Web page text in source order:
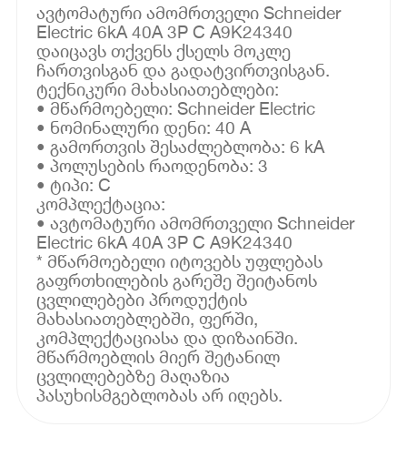
ავტომატური ამომრთველი Schneider
Electric 6kA 40A 3P C A9K24340
დაიცავს თქვენს ქსელს მოკლე
ჩართვისგან და გადატვირთვისგან.
ტექნიკური მახასიათებლები:
• მწარმოებელი: Schneider Electric
• ნომინალური დენი: 40 A
• გამორთვის შესაძლებლობა: 6 kA
• პოლუსების რაოდენობა: 3
• ტიპი: C
კომპლექტაცია:
• ავტომატური ამომრთველი Schneider
Electric 6kA 40A 3P C A9K24340
* მწარმოებელი იტოვებს უფლებას
გაფრთხილების გარეშე შეიტანოს
ცვლილებები პროდუქტის
მახასიათებლებში, ფერში,
კომპლექტაციასა და დიზაინში.
მწარმოებლის მიერ შეტანილ
ცვლილებებზე მაღაზია
პასუხისმგებლობას არ იღებს.